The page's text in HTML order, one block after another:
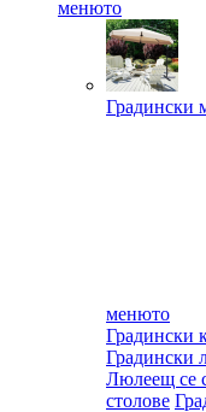
менюто
Градински
менюто
Градински
Градински
Люлеещ се
столове